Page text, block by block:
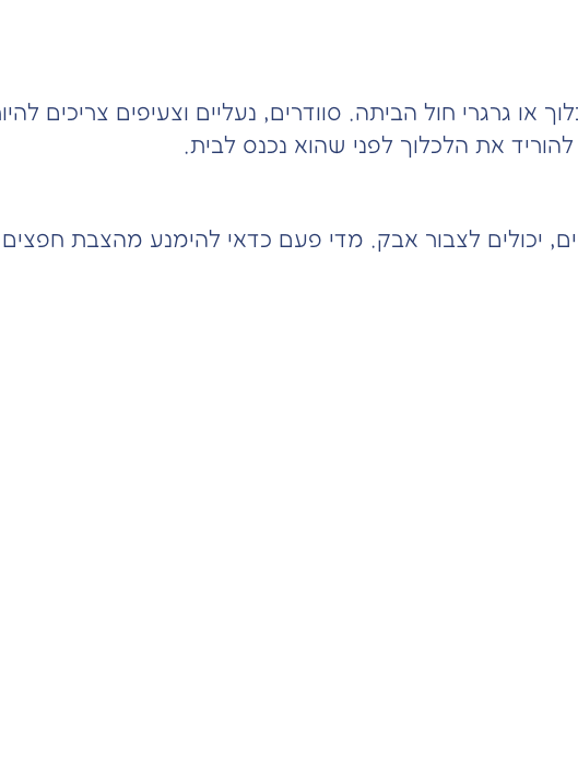
גרגרי חול הביתה. סוודרים, נעליים וצעיפים צריכים
להוריד את הלכלוך לפני שהוא נכנס לבית.
יכולים לצבור אבק. מדי פעם כדאי להימנע מהצבת חפצים